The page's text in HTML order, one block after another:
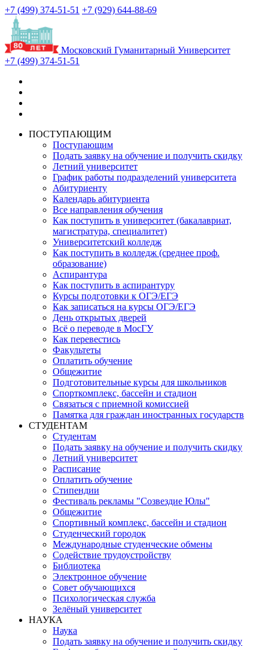
+7 (499) 374-51-51 +7 (929) 644-88-69
Московский Гуманитарный Университет
+7 (499) 374-51-51
ПОСТУПАЮЩИМ
Поступающим
Подать заявку на обучение и получить скидку
Летний университет
График работы подразделений университета
Абитуриенту
Календарь абитуриента
Все направления обучения
Как поступить в университет (бакалавриат,
магистратура, специалитет)
Университетский колледж
Как поступить в колледж (среднее проф.
образование)
Аспирантура
Как поступить в аспирантуру
Курсы подготовки к ОГЭ/ЕГЭ
Как записаться на курсы ОГЭ/ЕГЭ
День открытых дверей
Всё о переводе в МосГУ
Как перевестись
Факультеты
Оплатить обучение
Общежитие
Подготовительные курсы для школьников
Спорткомплекс, бассейн и стадион
Связаться с приемной комиссией
Памятка для граждан иностранных государств
СТУДЕНТАМ
Студентам
Подать заявку на обучение и получить скидку
Летний университет
Расписание
Оплатить обучение
Стипендии
Фестиваль рекламы "Созвездие Юлы"
Общежитие
Спортивный комплекс, бассейн и стадион
Студенческий городок
Международные студенческие обмены
Содействие трудоустройству
Библиотека
Электронное обучение
Совет обучающихся
Психологическая служба
Зелёный университет
НАУКА
Наука
Подать заявку на обучение и получить скидку